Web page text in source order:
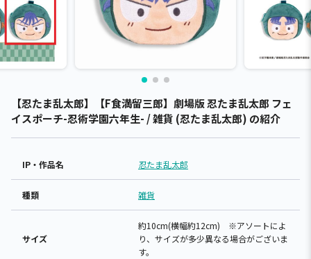
【忍たま乱太郎】【F食満留三郎】劇場版 忍たま乱太郎 フェ
イスポーチ-忍術学園六年生- / 雑貨 (忍たま乱太郎) の紹介
IP・作品名 忍たま乱太郎
種類 雑貨
サイズ
約10cm(横幅約12cm) ※アソートによ
り、サイズが多少異なる場合がございま
す。